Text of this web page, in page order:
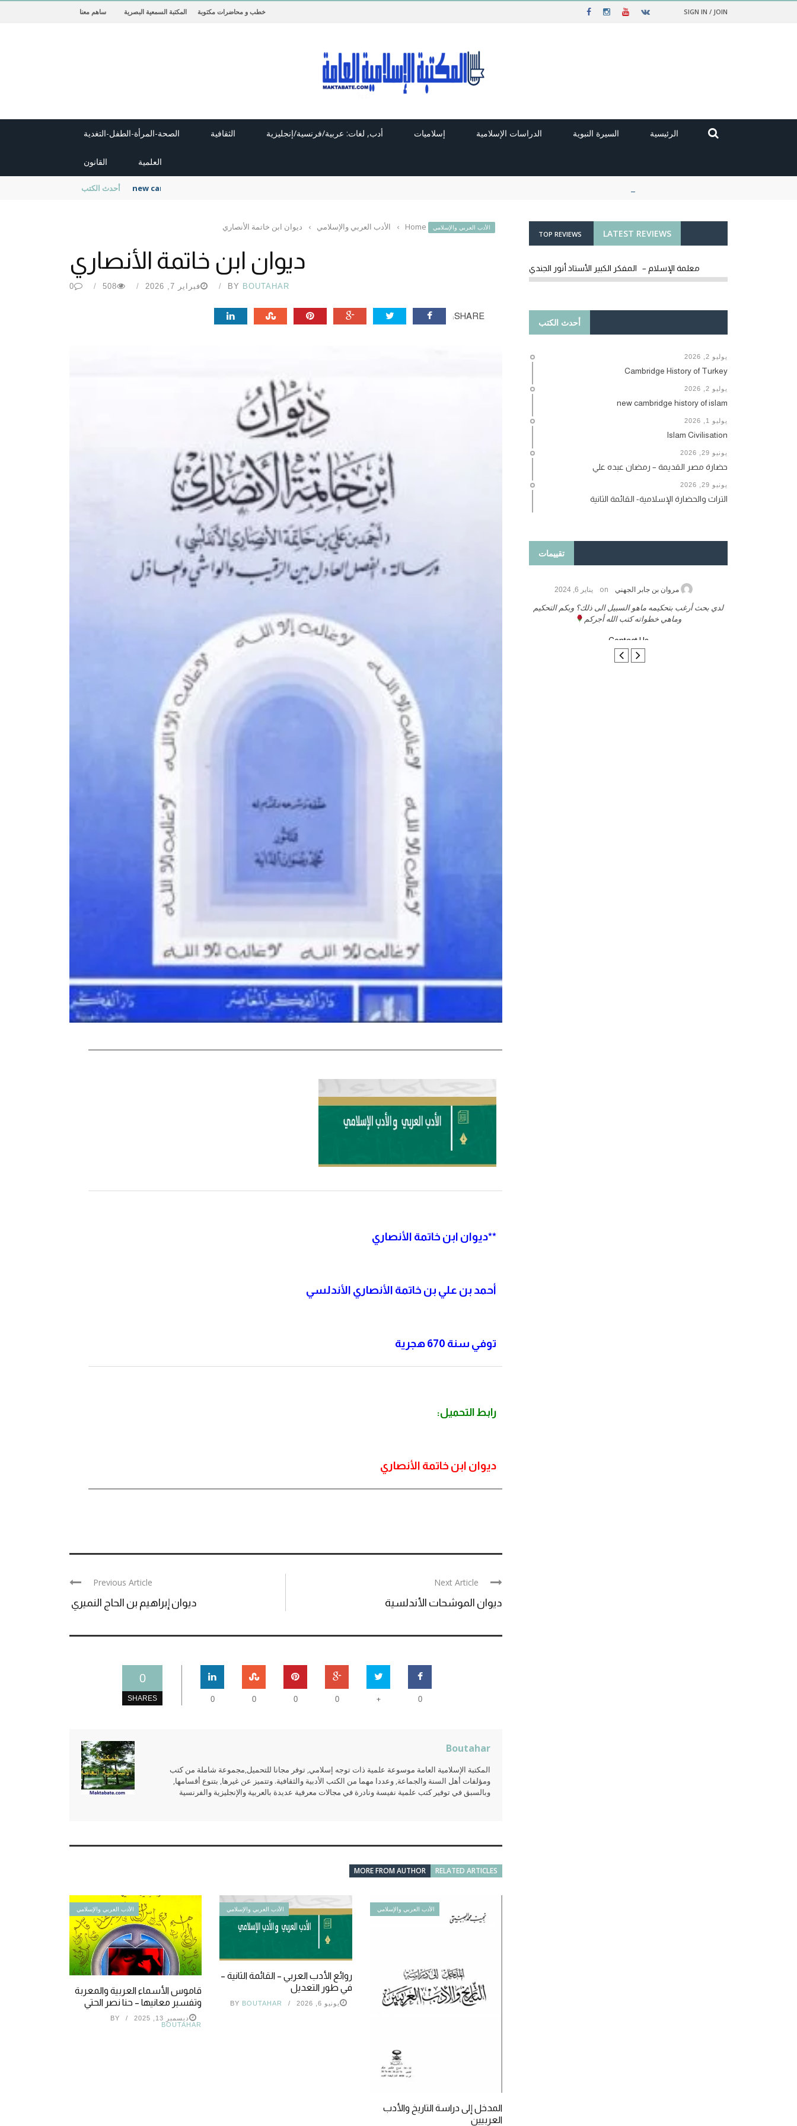
SIGN IN / JOIN خطب و محاضرات مكتوبة المكتبة السمعية البصرية ساهم معنا
الرئيسية السيرة النبوية الدراسات الإسلامية إسلاميات أدب, لغات: عربية/فرنسية/إنجليزية الثقافية الصحة-المرأة-الطفل-التغدية
العلمية القانون
أحدث الكتب new cambridge history of islam
الأدب العربي والإسلامي Home
› الأدب العربي والإسلامي › ديوان ابن خاتمة الأنصاري
ديوان ابن خاتمة الأنصاري
BY BOUTAHAR فبراير 7, 2026 508
0
SHARE:
**ديوان ابن خاتمة الأنصاري
أحمد بن علي بن خاتمة الأنصاري الأندلسي
توفي سنة 670 هجرية
رابط التحميل:
ديوان ابن خاتمة الأنصاري
Previous Article
ديوان إبراهيم بن الحاج النميري
Next Article
ديوان الموشحات الأندلسية
0
SHARES 0
+
0
0
0
0
Boutahar
المكتبة الإسلامية العامة موسوعة علمية ذات توجه إسلامي, توفر مجانا للتحميل,مجموعة شاملة من كتب
ومؤلفات أهل السنة والجماعة, وعددا مهما من الكتب الأدبية والثقافية. وتتميز عن غيرها, بتنوع أقسامها,
وبالسبق في توفير كتب علمية نفيسة ونادرة في مجالات معرفية عديدة بالعربية والإنجليزية والفرنسية
RELATED ARTICLES
MORE FROM AUTHOR
الأدب العربي والإسلامي
قاموس الأسماء العربية والمعربة
وتفسير معانيها – حنا نصر الحتي
ديسمبر 13, 2025
BY
BOUTAHAR
الأدب العربي والإسلامي
روائع الأدب العربي – القائمة الثانية –
في طور التعديل
يونيو 6, 2026 BY BOUTAHAR
الأدب العربي والإسلامي
المدخل إلى دراسة التاريخ والأدب
العربيين
LATEST REVIEWS
TOP REVIEWS
معلمة الإسلام – المفكر الكبير الأستاذ أنور الجندي
أحدث الكتب
يوليو 2, 2026
Cambridge History of Turkey
يوليو 2, 2026
new cambridge history of islam
يوليو 1, 2026
Islam Civilisation
يونيو 29, 2026
حضارة مصر القديمة – رمضان عبده علي
يونيو 29, 2026
التراث والحضارة الإسلامية- القائمة الثانية
تقييمات
مروان بن جابر الجهني on يناير 6, 2024
لدي بحث أرغب بتحكيمه ماهو السبيل الى ذلك؟ وبكم التحكيم
وماهي خطواته كتب الله أجركم
Contact Us